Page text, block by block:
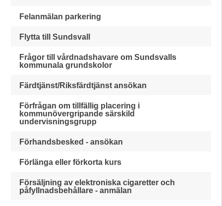
Felanmälan parkering
Flytta till Sundsvall
Frågor till vårdnadshavare om Sundsvalls
kommunala grundskolor
Färdtjänst/Riksfärdtjänst ansökan
Förfrågan om tillfällig placering i
kommunövergripande särskild
undervisningsgrupp
Förhandsbesked - ansökan
Förlänga eller förkorta kurs
Försäljning av elektroniska cigaretter och
påfyllnadsbehållare - anmälan